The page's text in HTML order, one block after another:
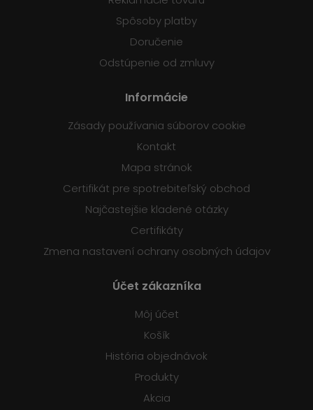
Spôsoby platby
Doručenie
Odstúpenie od zmluvy
Informácie
Zásady používania súborov cookie
Kontakt
Mapa stránok
Certifikát pre spotrebiteľský obchod
Najčastejšie kladené otázky
Certifikáty
Zmena nastavení ochrany osobných údajov
Účet zákazníka
Môj účet
Košík
História objednávok
Produkty
Akcia